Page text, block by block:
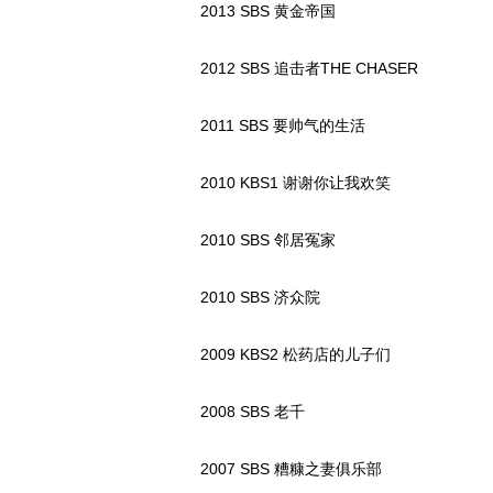
2013 SBS 黄金帝国
2012 SBS 追击者THE CHASER
2011 SBS 要帅气的生活
2010 KBS1 谢谢你让我欢笑
2010 SBS 邻居冤家
2010 SBS 济众院
2009 KBS2 松药店的儿子们
2008 SBS 老千
2007 SBS 糟糠之妻俱乐部